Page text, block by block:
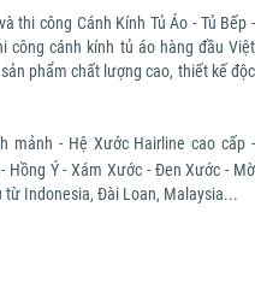
thi công Cánh Kính Tủ Áo - Tủ Bếp -
công cánh kính tủ áo hàng đầu Việt
phẩm chất lượng cao, thiết kế độc
mảnh - Hệ Xước Hairline cao cấp -
Hồng Ý - Xám Xước - Đen Xước - Mờ
từ Indonesia, Đài Loan, Malaysia...